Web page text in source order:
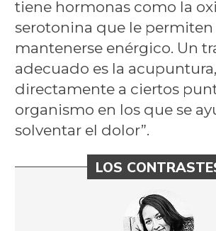
tiene hormonas como la
serotonina que le permiten
mantenerse enérgico. Un
adecuado es la
directamente a ciertos
organismo en los que se
solventar el dolor”.
LOS